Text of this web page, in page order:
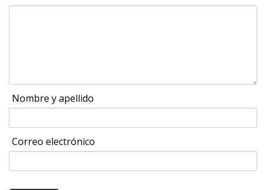
Nombre y apellido
Correo electrónico